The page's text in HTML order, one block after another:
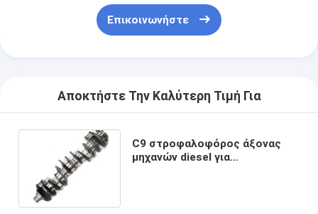
Επικοινωνήστε
Αποκτήστε Την Καλύτερη Τιμή Για
C9 στροφαλοφόρος άξονας
μηχανών diesel για